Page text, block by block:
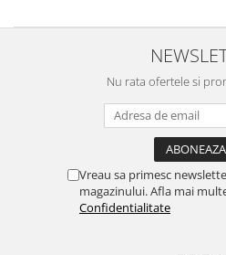
Nu rata ofertele si
Vreau sa primesc
magazinului. Afla mai
Confidentialitate